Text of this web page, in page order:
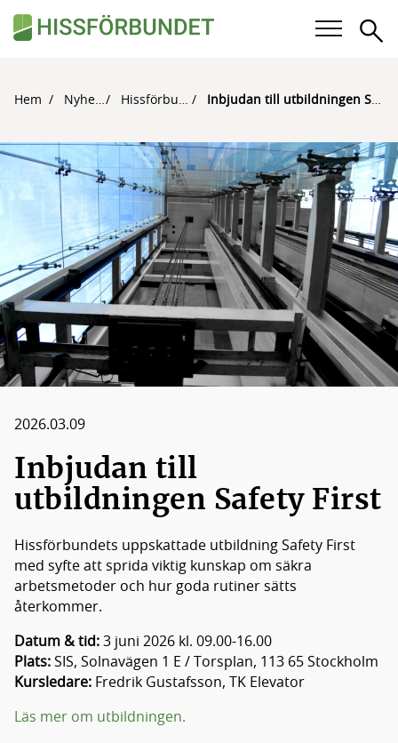
Våra frågor
För medlemmar
Kalender
Kunskapsbank
Om Hissförbundet
Medlemskap
Hem Nyheter Hissförbundet Inbjudan till utbildningen Safety First
2026.03.09
Inbjudan till
utbildningen Safety First
Hissförbundets uppskattade utbildning Safety First
med syfte att sprida viktig kunskap om säkra
arbetsmetoder och hur goda rutiner sätts
återkommer.
Datum & tid: 3 juni 2026 kl. 09.00-16.00
Plats: SIS, Solnavägen 1 E / Torsplan, 113 65 Stockholm
Kursledare: Fredrik Gustafsson, TK Elevator
Läs mer om utbildningen.